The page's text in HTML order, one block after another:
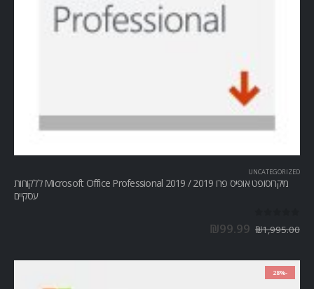
UNCATEGORIZED
מיקרוסופט אופיס פרו Microsoft Office Professional 2019 / 2019 ללקוחות
עסקיים
₪1,995.00
₪99.99
-28%